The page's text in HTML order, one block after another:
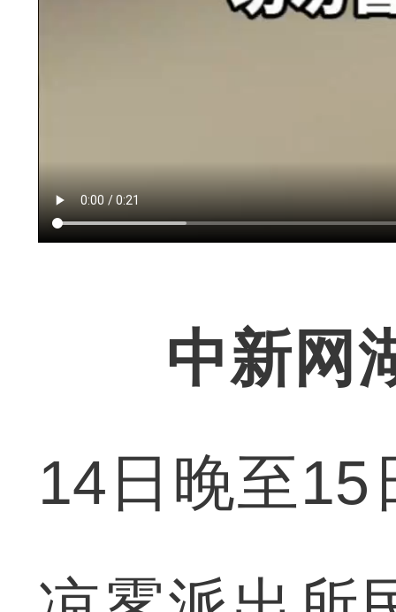
中新网
14日晚至15